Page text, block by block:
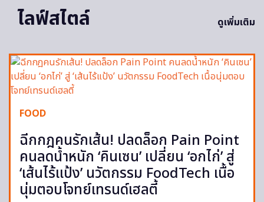
ไลฟ์สไตล์
ดูเพิ่มเติม
FOOD
ฉีกกฎคนรักเส้น! ปลดล็อก Pain Point
คนลดน้ำหนัก ‘คินเซน’ เปลี่ยน ‘อกไก่’ สู่
‘เส้นไร้แป้ง’ นวัตกรรม FoodTech เนื้อ
นุ่มตอบโจทย์เทรนด์เฮลตี้